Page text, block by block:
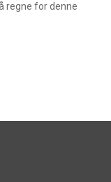
regne for denne